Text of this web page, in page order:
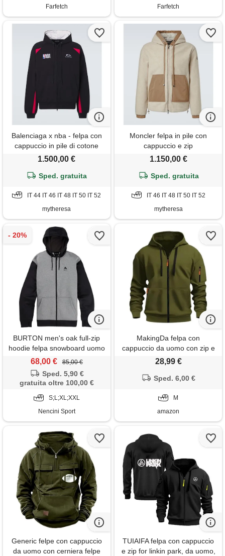
Farfetch Farfetch
Balenciaga x nba - felpa con
cappuccio in pile di cotone
con logo
1.500,00 €
Sped. gratuita
IT 44 IT 46 IT 48 IT 50 IT 52
mytheresa
Moncler felpa in pile con
cappuccio e zip
1.150,00 €
Sped. gratuita
IT 46 IT 48 IT 50 IT 52
mytheresa
BURTON men's oak full-zip
hoodie felpa snowboard uomo
68,00 € 85,00 €
Sped. 5,90 €
gratuita oltre 100,00 €
S;L;XL;XXL
Nencini Sport
MakingDa felpa con
cappuccio da uomo con zip e
tasca a maniche lunghe, con
aderente, casual, con
verde scuro, m
28,99 €
Sped. 6,00 €
M
amazon
Generic felpe con cappuccio
da uomo con cerniera felpe
TUIAIFA felpa con cappuccio
e zip for linkin park, da uomo,